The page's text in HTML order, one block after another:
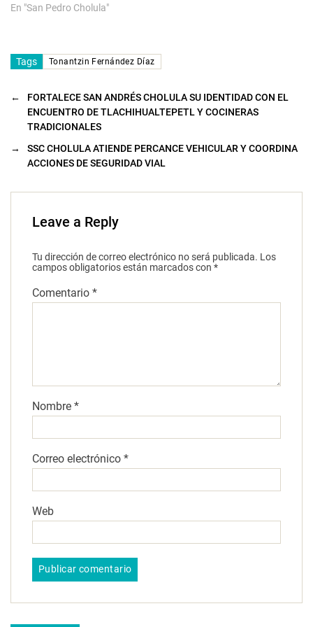
En "San Pedro Cholula"
Tags Tonantzin Fernández Díaz
←
FORTALECE SAN ANDRÉS CHOLULA SU IDENTIDAD CON EL
ENCUENTRO DE TLACHIHUALTEPETL Y COCINERAS
TRADICIONALES
→
SSC CHOLULA ATIENDE PERCANCE VEHICULAR Y COORDINA
ACCIONES DE SEGURIDAD VIAL
Leave a Reply
Tu dirección de correo electrónico no será publicada. Los
campos obligatorios están marcados con *
Comentario *
Nombre *
Correo electrónico *
Web